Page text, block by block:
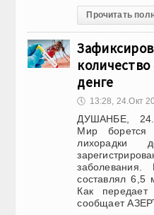
Прочитать
денге
🕔 13:28, 24.Окт
ДУШАНБЕ,
Мир борется
составлял 6,5
Как
сообщает